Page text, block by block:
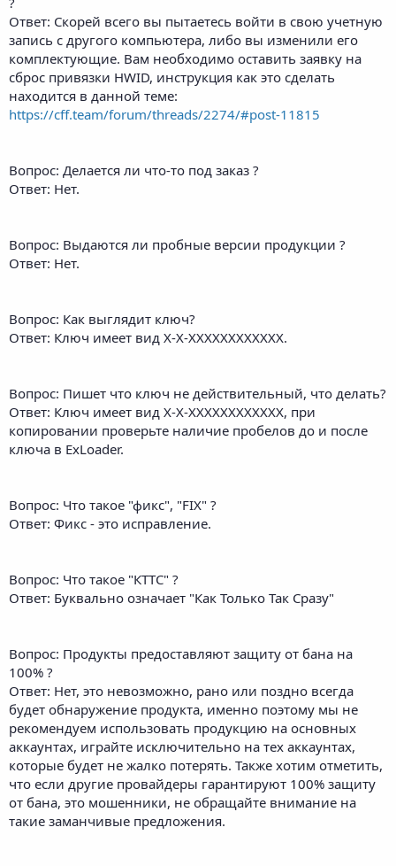
Ответ: Скорей всего вы пытаетесь войти в свою учетную
запись с другого компьютера, либо вы изменили его
комплектующие. Вам необходимо оставить заявку на
сброс привязки HWID, инструкция как это сделать
находится в данной теме:
https://cff.team/forum/threads/2274/#post-11815
Вопрос: Делается ли что-то под заказ ?
Ответ: Нет.
Вопрос: Выдаются ли пробные версии продукции ?
Ответ: Нет.
Вопрос: Как выглядит ключ?
Ответ: Ключ имеет вид X-X-XXXXXXXXXXXX.
Вопрос: Пишет что ключ не действительный, что делать?
Ответ: Ключ имеет вид X-X-XXXXXXXXXXXX, при
копировании проверьте наличие пробелов до и после
ключа в ExLoader.
Вопрос: Что такое "фикс", "FIX" ?
Ответ: Фикс - это исправление.
Вопрос: Что такое "КТТС" ?
Ответ: Буквально означает "Как Только Так Сразу"
Вопрос: Продукты предоставляют защиту от бана на
100% ?
Ответ: Нет, это невозможно, рано или поздно всегда
будет обнаружение продукта, именно поэтому мы не
рекомендуем использовать продукцию на основных
аккаунтах, играйте исключительно на тех аккаунтах,
которые будет не жалко потерять. Также хотим отметить,
что если другие провайдеры гарантируют 100% защиту
от бана, это мошенники, не обращайте внимание на
такие заманчивые предложения.